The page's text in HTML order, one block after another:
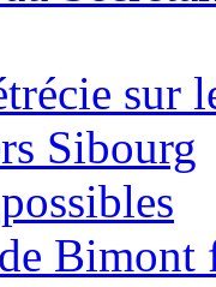
sur
Sibourg
Bimont